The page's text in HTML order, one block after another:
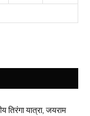
तिरंगा यात्रा, जयराम